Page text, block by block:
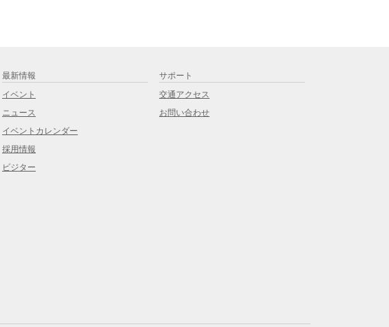
最新情報
イベント
ニュース
イベントカレンダー
採用情報
ビジター
サポート
交通アクセス
お問い合わせ